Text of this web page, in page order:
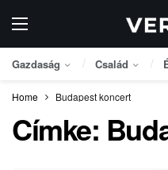
Gazdaság Család
Home Budapest koncert
Címke: